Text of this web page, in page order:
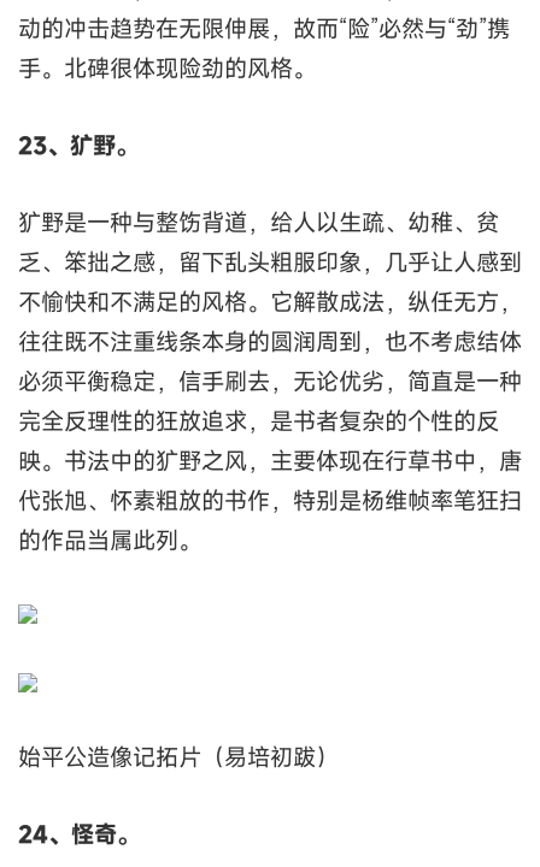
动的冲击趋势在无限伸展，故而“险”必然与“劲”携
手。北碑很体现险劲的风格。
23、犷野。
犷野是一种与整饬背道，给人以生疏、幼稚、贫
乏、笨拙之感，留下乱头粗服印象，几乎让人感到
不愉快和不满足的风格。它解散成法，纵任无方，
往往既不注重线条本身的圆润周到，也不考虑结体
必须平衡稳定，信手刷去，无论优劣，简直是一种
完全反理性的狂放追求，是书者复杂的个性的反
映。书法中的犷野之风，主要体现在行草书中，唐
代张旭、怀素粗放的书作，特别是杨维帧率笔狂扫
的作品当属此列。
始平公造像记拓片（易培初跋）
24、怪奇。